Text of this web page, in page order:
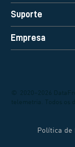
Suporte
Empresa
© 2020–2026
telemetria. Todos os
Política de